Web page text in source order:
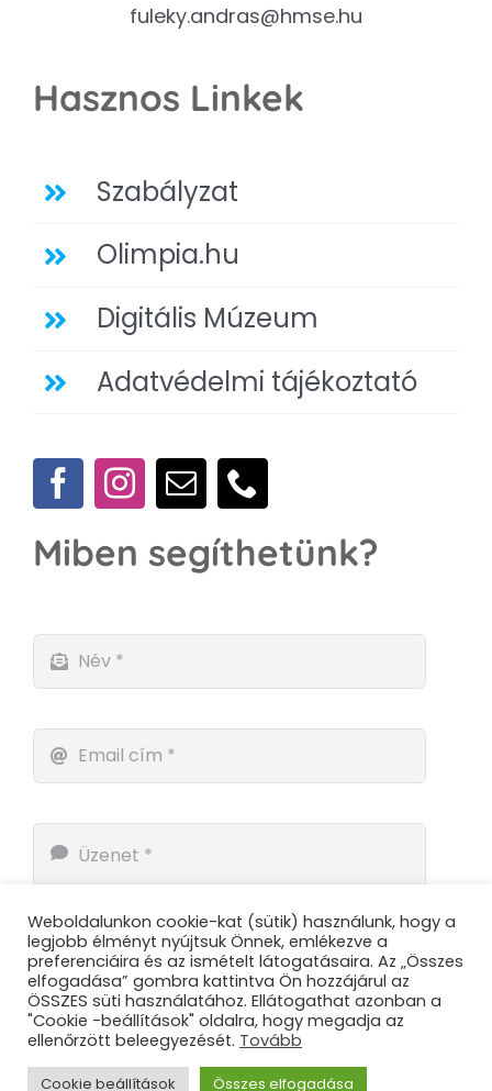
fuleky.andras@hmse.hu
Hasznos Linkek
Szabályzat
Olimpia.hu
Digitális Múzeum
Adatvédelmi tájékoztató
Miben segíthetünk?
Küldés
Weboldalunkon cookie-kat (sütik) használunk, hogy a
legjobb élményt nyújtsuk Önnek, emlékezve a
preferenciáira és az ismételt látogatásaira. Az „Összes
elfogadása” gombra kattintva Ön hozzájárul az
ÖSSZES süti használatához. Ellátogathat azonban a
"Cookie -beállítások" oldalra, hogy megadja az
ellenőrzött beleegyezését. Tovább
Cookie beállítások Összes elfogadása